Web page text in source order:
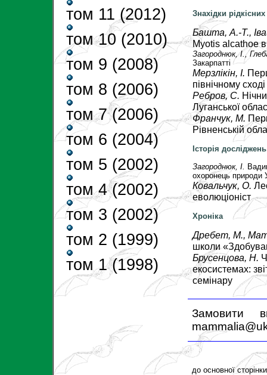
том 11 (2012)
том 10 (2010)
том 9 (2008)
том 8 (2006)
том 7 (2006)
том 6 (2004)
том 5 (2002)
том 4 (2002)
том 3 (2002)
том 2 (1999)
том 1 (1998)
Знахідки
Башта, А.-Т.,
Myotis alcathoe в
Загороднюк, І. ,
Закарпатті
Мерзлікін, І.
північному сході
Ребров, С.
Луганської
Франчук, М.
Рівненській
Історія досліджень
Загороднюк, І.
охоронець природи
Ковальчук, О.
еволюціоніст
Хроніка
Дребет, М.,
школи
Брусенцова, Н.
екосистемах:
семінару
Замовити
до основної